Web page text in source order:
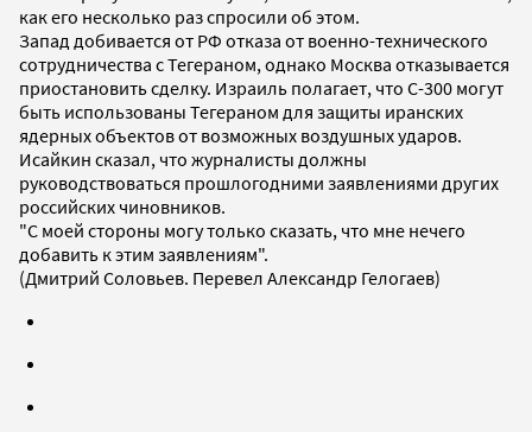
как его несколько раз спросили об этом.
Запад добивается от РФ отказа от военно-технического
сотрудничества с Тегераном, однако Москва отказывается
приостановить сделку. Израиль полагает, что С-300 могут
быть использованы Тегераном для защиты иранских
ядерных объектов от возможных воздушных ударов.
Исайкин сказал, что журналисты должны
руководствоваться прошлогодними заявлениями других
российских чиновников.
"С моей стороны могу только сказать, что мне нечего
добавить к этим заявлениям".
(Дмитрий Соловьев. Перевел Александр Гелогаев)